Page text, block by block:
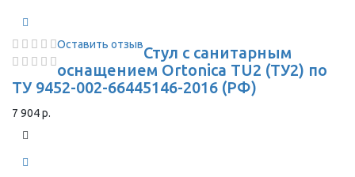
Оставить отзывСтул с санитарным
оснащением Ortonica TU2 (ТУ2) по
ТУ 9452-002-66445146-2016 (РФ)
7 904 р.